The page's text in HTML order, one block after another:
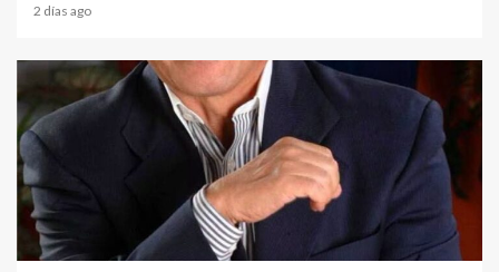
2 días ago
1 min read